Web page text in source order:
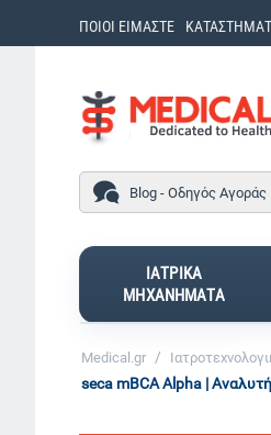
ΠΟΙΟΙ ΕΙΜΑΣΤΕ
Blog - Οδηγός Αγοράς
ΙΑΤΡΙΚΑ
ΜΗΧΑΝΗΜΑΤΑ
Medical.gr /
seca mBCA Alpha |